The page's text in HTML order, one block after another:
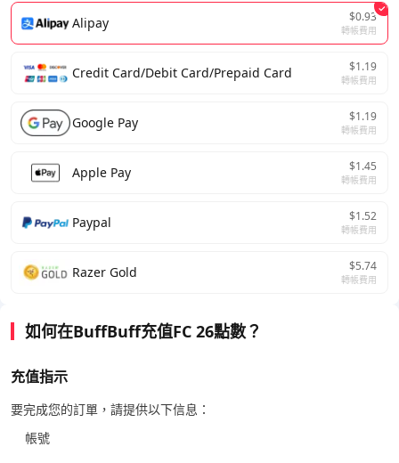
Alipay $0.93
轉帳費用
Credit Card/Debit Card/Prepaid Card $1.19
轉帳費用
Google Pay $1.19
轉帳費用
Apple Pay $1.45
轉帳費用
Paypal $1.52
轉帳費用
Razer Gold $5.74
轉帳費用
如何在BuffBuff充值FC 26點數？
充值指示
要完成您的訂單，請提供以下信息：
帳號